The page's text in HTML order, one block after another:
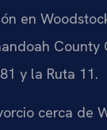
en
County
y la Ruta 11.
cerca de